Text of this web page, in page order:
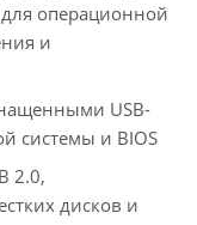
операционной
и
USB-
системы и BIOS
2.0,
дисков и